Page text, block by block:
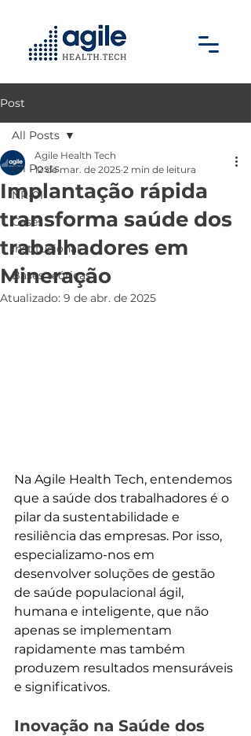
Post
All Posts
NR-01
Cases
Institucional
Bases teóricas
All Posts
Implantação rápida
transforma saúde dos
trabalhadores em
Mineração
Agile Health Tech
12 de mar. de 2025 2 min de leitura
Atualizado: 9 de abr. de 2025
Na Agile Health Tech, entendemos
que a saúde dos trabalhadores é o
pilar da sustentabilidade e
resiliência das empresas. Por isso,
especializamo-nos em
desenvolver soluções de gestão
de saúde populacional ágil,
humana e inteligente, que não
apenas se implementam
rapidamente mas também
produzem resultados mensuráveis
e significativos.
Inovação na Saúde dos